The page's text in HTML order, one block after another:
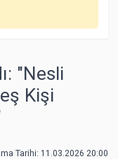
"Nesli
Kişi
Tarihi: 11.03.2026 20:00